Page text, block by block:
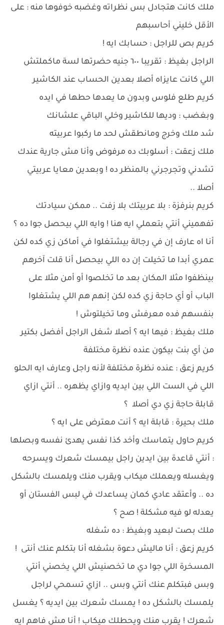
ملك كانت هتجادل بس نظراته وغضبه خوفوها منه : على
الأقل خليني أحاسبهم
كريم بص للراجل : حسابك ايه !
الراجل بغيظ : تقريبا ٦٠٠ جنيه حضرتها لسة ماكملتش
اللي كانت عايزاه أصلا بعدين الحساب عند الكاشير
كريم طلع فلوس وبدون ما يعدها حطها في ايده
وبغضب : وديها للكاشير وخلي الباقي علشانك
شد ملك وخرج ومانطقش لحد ما ركبوا عربيته
ملك زعقت : أسلوبك ده مرفوض وأنا مش جارية عندك
تشدني وتجرجرني بالمنظر ده ! وبعدين معايا عربيتي
أصلا ..
كريم بنرفزة : بلا عربيتك بلا زفت .. ممكن سيادتك
تفهميني أنتي بتعملي ايه هنا ! وايه اللي بيحصل جوا ده ؟
أنا اه عارف إن في رجالة بيشتغلوا في أماكن زي كده لكن
عمري أبدا ما تخيلت إن ده اللي بيحصل أنا قلت آخرهم
بينظفوا مثلا المكان بعد ما تخلصوا أو أمن مثلا على
الباب أو أي حاجة زي كده لكن إنهم هم اللي يشتغلوا
بنفسهم فده معرفش وما تخيلتوش !
ملك بغيظ : فيها ايه ؟ أصلا شغل الراجل أفضل بكتير
من أي بنت بيكون عنده نظرة مختلفة
كريم زعق : عنده نظرة مختلفة لأنه راجل وعارف ايه الحلو
اللي في الست اللي بين ايديه وازاي يظهره .. أنتي ازاي
قابلة حاجة زي دي أصلا ؟
ملك بحيرة : قابلة ايه ؟ أنت معترض على ايه ؟
كريم حاول يتماسك وأخد كذا نفس يهدئ نفسه وبصلها
: أنتي قاعدة بين ايدين راجل بيمسك شعرك ويسرحه
ويغسله ويعملك ميكاب ويقرب منك ويلمسك بالشكل
ده .. وأعتقد عادي كمان يساعدك في لبس الفستان أو
يعدله لو فيه مشكلة ! صح ؟
ملك بصت لبعيد وبغيظ : ده شغله
كريم زعق : أنا ماليش دعوة بشغله أنا بتكلم عنك أنتى !
المسخرة اللي جوا دي ما تخصنيش اللي يخصني أنتي
وبس فبتكلم عنك أنتي وبس .. ازاي تسمحي لراجل
يلمسك بالشكل ده ! يمسك شعرك بين ايديه ؟ يغسل
شعرك ! يقرب منك ويحطلك ميكاب ! أنا مش فاهم ايه